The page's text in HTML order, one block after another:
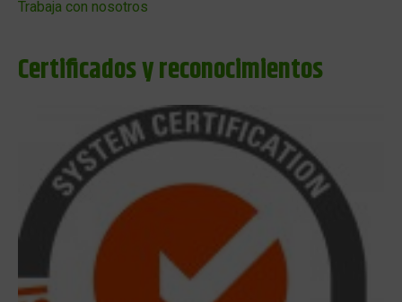
Trabaja con nosotros
Certificados y reconocimientos